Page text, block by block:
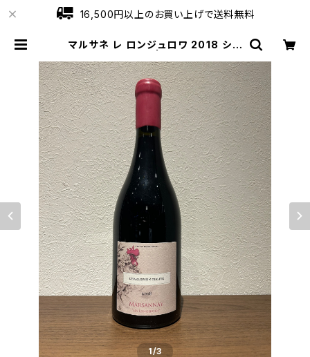
16,500円以上のお買い上げで送料無料
マルサネ レ ロンジュロワ 2018 シャ
ーブ
1/3